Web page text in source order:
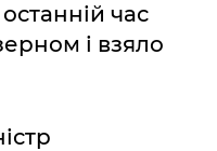
час
і взяло